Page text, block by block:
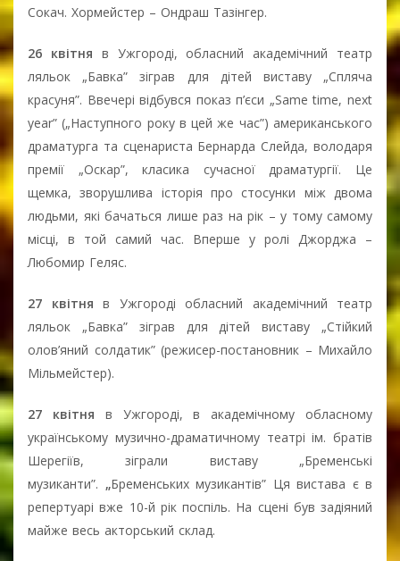
Сокач. Хормейстер – Ондраш Тазінгер.
26 квітня в Ужгороді, обласний академічний театр
ляльок „Бавка” зіграв для дітей виставу „Спляча
красуня”. Ввечері відбувся показ п’єси „Same time, next
year” („Наступного року в цей же час”) американського
драматурга та сценариста Бернарда Слейда, володаря
премії „Оскар”, класика сучасної драматургії. Це
щемка, зворушлива історія про стосунки між двома
людьми, які бачаться лише раз на рік – у тому самому
місці, в той самий час. Вперше у ролі Джорджа –
Любомир Геляс.
27 квітня в Ужгороді обласний академічний театр
ляльок „Бавка” зіграв для дітей виставу „Стійкий
олов’яний солдатик” (режисер-постановник – Михайло
Мільмейстер).
27 квітня в Ужгороді, в академічному обласному
українському музично-драматичному театрі ім. братів
Шерегіїв, зіграли виставу „Бременські
музиканти”. „Бременських музикантів” Ця вистава є в
репертуарі вже 10-й рік поспіль. На сцені був задіяний
майже весь акторський склад.⠀